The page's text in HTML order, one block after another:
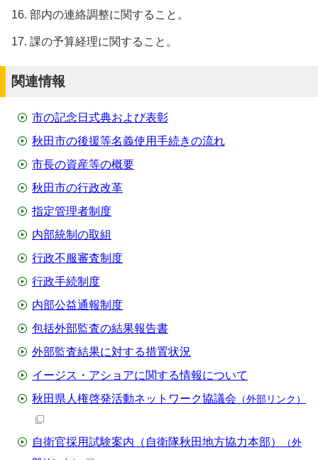
部内の連絡調整に関すること。
課の予算経理に関すること。
関連情報
市の記念日式典および表彰
秋田市の後援等名義使用手続きの流れ
市長の資産等の概要
秋田市の行政改革
指定管理者制度
内部統制の取組
行政不服審査制度
行政手続制度
内部公益通報制度
包括外部監査の結果報告書
外部監査結果に対する措置状況
イージス・アショアに関する情報について
秋田県人権啓発活動ネットワーク協議会 （外部リンク）
自衛官採用試験案内（自衛隊秋田地方協力本部）
（外